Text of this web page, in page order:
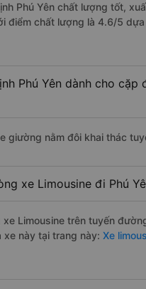
Phú Yên chất lượng tốt,
điểm chất lượng là 4.6/5
Phú Yên dành cho
giường nằm đôi khai thác
xe Limousine đi Phú
Limousine trên tuyến
này tại trang này: Xe